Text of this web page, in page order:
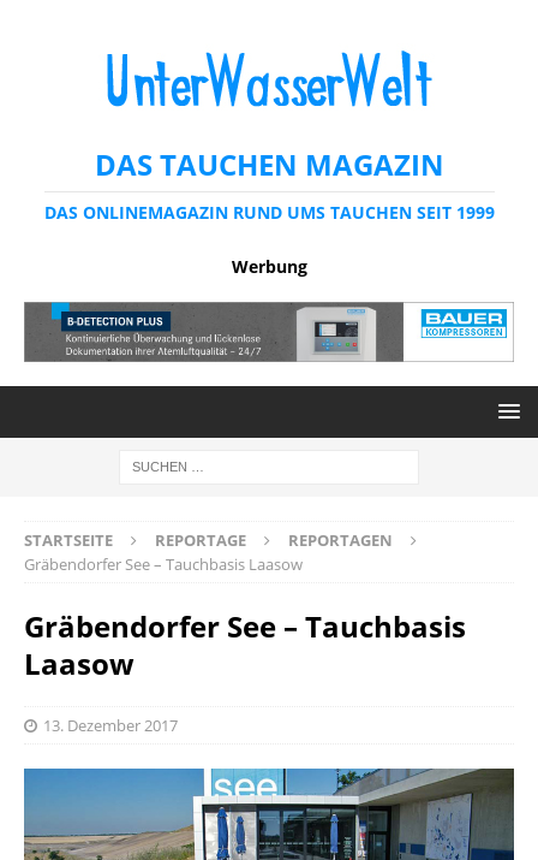
DAS TAUCHEN MAGAZIN
DAS ONLINEMAGAZIN RUND UMS TAUCHEN SEIT 1999
Werbung
STARTSEITE REPORTAGE
REPORTAGEN
Gräbendorfer See – Tauchbasis Laasow
Gräbendorfer See – Tauchbasis
Laasow
13. Dezember 2017